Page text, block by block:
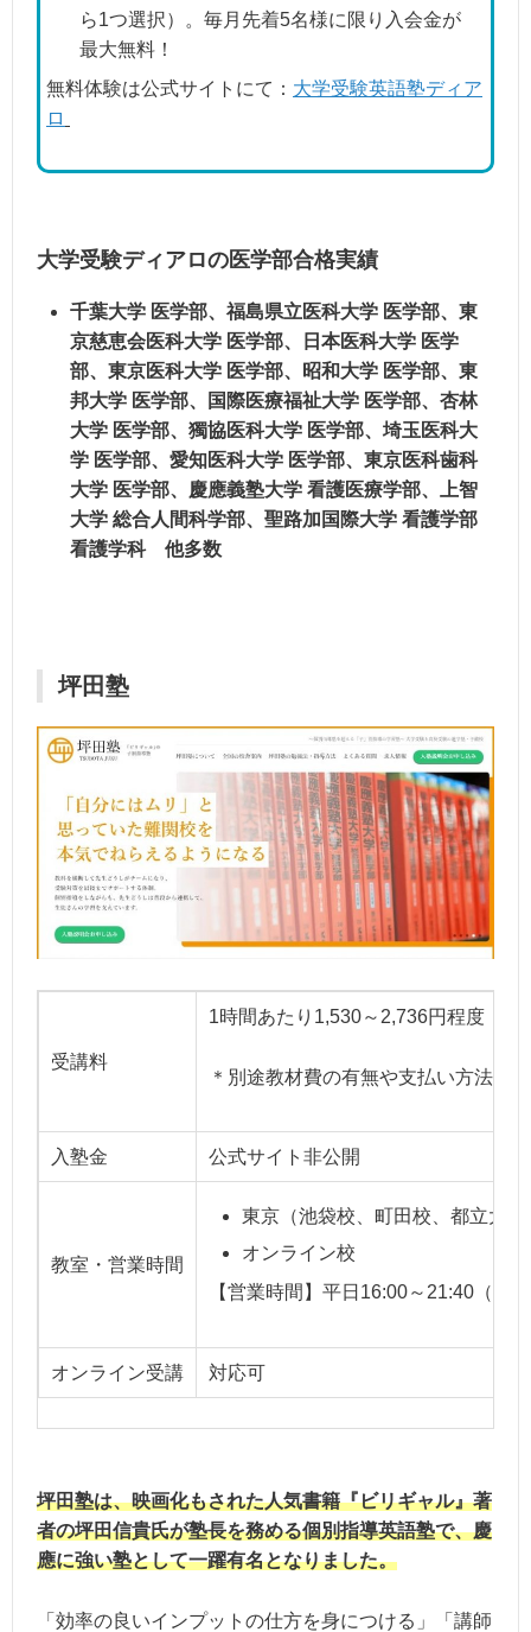
ら1つ選択）。毎月先着5名様に限り入会金が
最大無料！
無料体験は公式サイトにて： 大学受験英語塾ディア
ロ
大学受験ディアロの医学部合格実績
千葉大学 医学部、福島県立医科大学 医学部、東
京慈恵会医科大学 医学部、日本医科大学 医学
部、東京医科大学 医学部、昭和大学 医学部、東
邦大学 医学部、国際医療福祉大学 医学部、杏林
大学 医学部、獨協医科大学 医学部、埼玉医科大
学 医学部、愛知医科大学 医学部、東京医科歯科
大学 医学部、慶應義塾大学 看護医療学部、上智
大学 総合人間科学部、聖路加国際大学 看護学部
看護学科 他多数
坪田塾
受講料
1時間あたり1,530～2,736円程度
＊別途教材費の有無や支払い方法は
入塾金 公式サイト非公開
教室・営業時間
東京（池袋校、町田校、都立大
オンライン校
【営業時間】平日16:00～21:40（土
オンライン受講 対応可
坪田塾は、映画化もされた人気書籍『ビリギャル』著
者の坪田信貴氏が塾長を務める個別指導英語塾で、慶
應に強い塾として一躍有名となりました。
「効率の良いインプットの仕方を身につける」「講師